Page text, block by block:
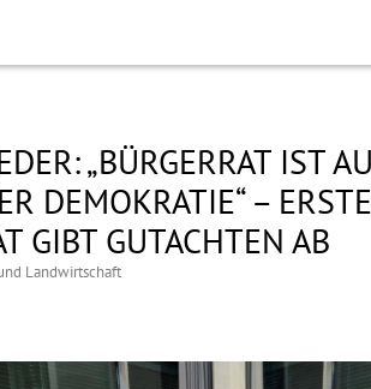
„BÜRGERRAT IST
DEMOKRATIE“ –
GIBT GUTACHTEN AB
Landwirtschaft